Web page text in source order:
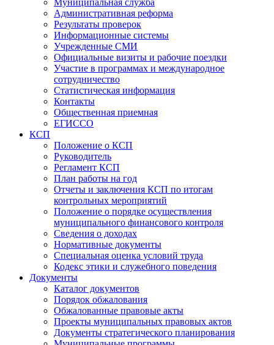
Муниципальная служба
Административная реформа
Результаты проверок
Информационные системы
Учрежденные СМИ
Официальные визиты и рабочие поездки
Участие в программах и международное
сотрудничество
Статистическая информация
Контакты
Общественная приемная
ЕГИССО
КСП
Положение о КСП
Руководитель
Регламент КСП
План работы на год
Отчеты и заключения КСП по итогам
контрольных мероприятий
Положение о порядке осуществления
муниципального финансового контроля
Сведения о доходах
Нормативные документы
Специальная оценка условий труда
Кодекс этики и служебного поведения
Документы
Каталог документов
Порядок обжалования
Обжалованные правовые акты
Проекты муниципальных правовых актов
Документы стратегического планирования